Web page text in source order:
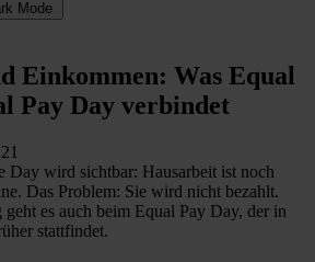
Mode
Einkommen: Was Equal
Pay Day verbindet
Day wird sichtbar: Hausarbeit ist noch
Das Problem: Sie wird nicht bezahlt.
es auch beim Equal Pay Day, der in
stattfindet.